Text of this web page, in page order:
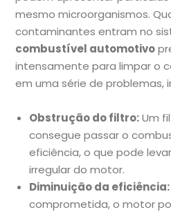
mesmo microorganismos.
contaminantes entram no
combustível automotivo
intensamente para limpar o
em uma série de problemas,
Obstrução do filtro:Um
consegue passar o
eficiência, o que pode
irregular do motor.
Diminuição da eficiência:
comprometida, o motor